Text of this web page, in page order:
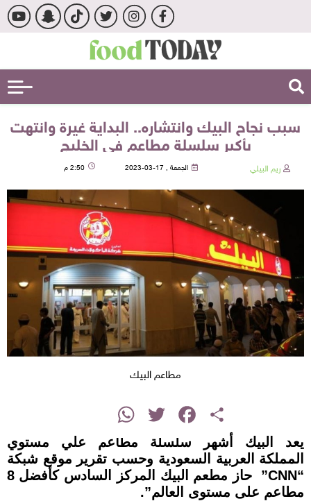
سبب نجاح البيك وانتشاره.. البداية غيرة وانتهت
بأكبر سلسلة مطاعم في الخليج
ريم البيلي الجمعة , 17-03-2023 2:50 م
مطاعم البيك
Share
Facebook
Twitter
WhatsApp
يعد البيك أشهر سلسلة مطاعم علي مستوي
المملكة العربية السعودية وحسب تقرير موقع شبكة
“CNN” حاز مطعم البيك المركز السادس كأفضل 8
مطاعم على مستوى العالم”.